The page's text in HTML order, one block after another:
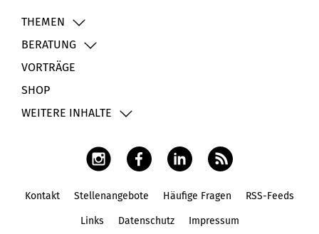
THEMEN
BERATUNG
VORTRÄGE
SHOP
WEITERE INHALTE
Kontakt Stellenangebote Häufige Fragen RSS-Feeds
Links Datenschutz Impressum